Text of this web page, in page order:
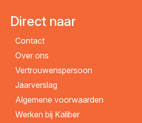
Direct naar
Contact
Over ons
Vertrouwenspersoon
Jaarverslag
Algemene voorwaarden
Werken bij Kaliber